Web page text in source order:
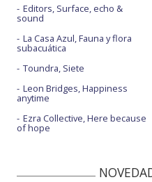
Editors, Surface, echo &
sound
La Casa Azul, Fauna y flora
subacuática
Toundra, Siete
Leon Bridges, Happiness
anytime
Ezra Collective, Here because
of hope